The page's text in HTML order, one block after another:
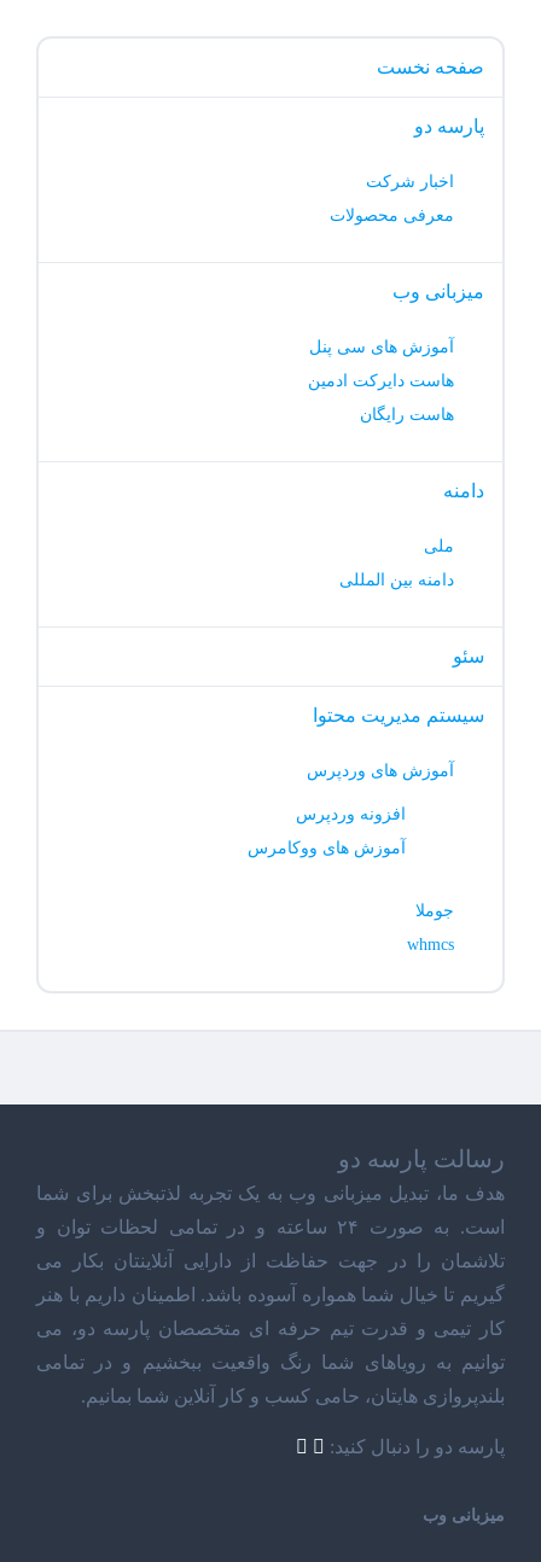
صفحه نخست
پارسه دو
اخبار شرکت
معرفی محصولات
میزبانی وب
آموزش های سی پنل
هاست دایرکت ادمین
هاست رایگان
دامنه
ملی
دامنه بین المللی
سئو
سیستم مدیریت محتوا
آموزش های وردپرس
افزونه وردپرس
آموزش های ووکامرس
جوملا
whmcs
رسالت پارسه دو
هدف ما، تبدیل میزبانی وب به یک تجربه لذتبخش برای شما
است. به صورت ۲۴ ساعته و در تمامی لحظات توان و
تلاشمان را در جهت حفاظت از دارایی آنلاینتان بکار می
گیریم تا خیال شما همواره آسوده باشد. اطمینان داریم با هنر
کار تیمی و قدرت تیم حرفه ای متخصصان پارسه دو، می
توانیم به رویاهای شما رنگ واقعیت ببخشیم و در تمامی
بلندپروازی هایتان، حامی کسب و کار آنلاین شما بمانیم.
پارسه دو را دنبال کنید:
میزبانی وب